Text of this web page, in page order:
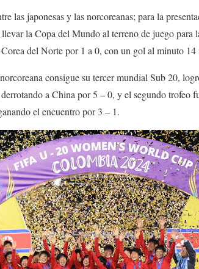
las japonesas y las norcoreanas; para la
la Copa del Mundo al terreno de juego para
del Norte por 1 a 0, con un gol al minuto
consigue su tercer mundial Sub 20,
a China por 5 – 0, y el segundo trofeo
el encuentro por 3 – 1.